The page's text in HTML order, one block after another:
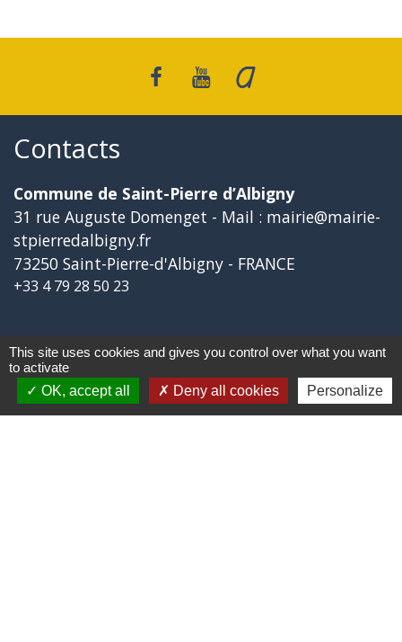
Contacts
Commune de Saint-Pierre d’Albigny
31 rue Auguste Domenget - Mail : mairie@mairie-
stpierredalbigny.fr
73250 Saint-Pierre-d'Albigny - FRANCE
+33 4 79 28 50 23
Liens
Covoiturage Mobisavoie
Le Parc des Bauges
This site uses cookies and gives you control over what you want
to activate
OK, accept all
Deny all cookies Personalize